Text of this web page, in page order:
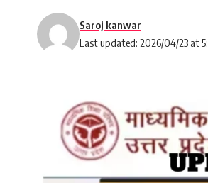
Last updated: 2026/04/23 at
Saroj kanwar